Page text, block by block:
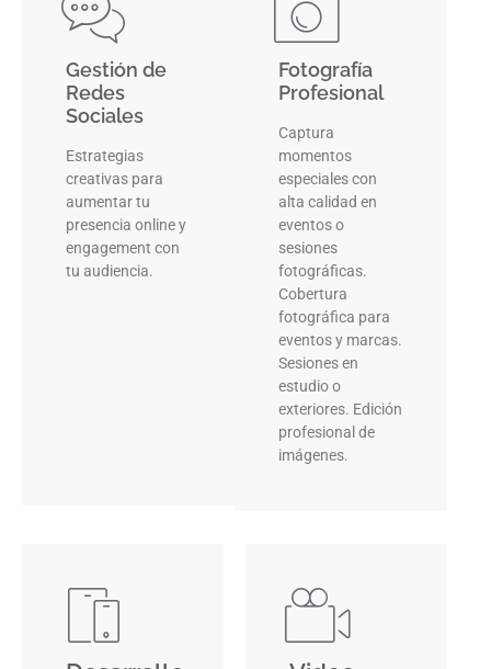
Gestión de
Redes
Sociales
Estrategias
creativas para
aumentar tu
presencia online y
engagement con
tu audiencia.
Fotografía
Profesional
Captura
momentos
especiales con
alta calidad en
eventos o
sesiones
fotográficas.
Cobertura
fotográfica para
eventos y marcas.
Sesiones en
estudio o
exteriores. Edición
profesional de
imágenes.